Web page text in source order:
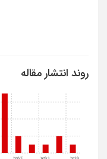
روند انتشار مقاله